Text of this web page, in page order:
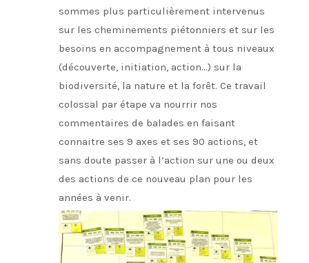
sommes plus particulièrement intervenus
sur les cheminements piétonniers et sur les
besoins en accompagnement à tous niveaux
(découverte, initiation, action…) sur la
biodiversité, la nature et la forêt. Ce travail
colossal par étape va nourrir nos
commentaires de balades en faisant
connaitre ses 9 axes et ses 90 actions, et
sans doute passer à l’action sur une ou deux
des actions de ce nouveau plan pour les
années à venir.